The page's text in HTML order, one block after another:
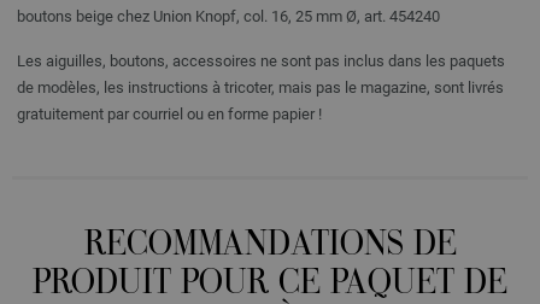
boutons beige chez Union Knopf, col. 16, 25 mm Ø, art. 454240
Les aiguilles, boutons, accessoires ne sont pas inclus dans les paquets
de modèles, les instructions à tricoter, mais pas le magazine, sont livrés
gratuitement par courriel ou en forme papier !
RECOMMANDATIONS DE
PRODUIT POUR CE PAQUET DE